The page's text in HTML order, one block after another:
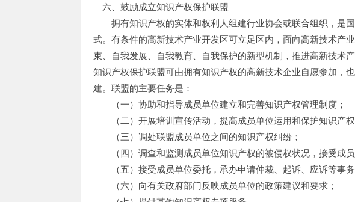
六、鼓励成立知识产权保护联盟
拥有知识产权的实体和权利人组建行业协会或联合组织，是
式。有条件的高新技术产业开发区可立足区内，面向高新技术产
束、自我发展、自我教育、自我保护的新型机制，推进高新技术
知识产权保护联盟可由拥有知识产权的高新技术企业自愿参加，
建。联盟的主要任务是：
（一）协助和指导成员单位建立和完善知识产权管理制度；
（二）开展培训宣传活动，提高成员单位运用和保护知识产权
（三）调处联盟成员单位之间的知识产权纠纷；
（四）调查和监测成员单位知识产权的被侵权状况，接受成员
（五）接受成员单位委托，承办申请仲裁、起诉、应诉等事务
（六）向有关政府部门反映成员单位的政策建议和要求；